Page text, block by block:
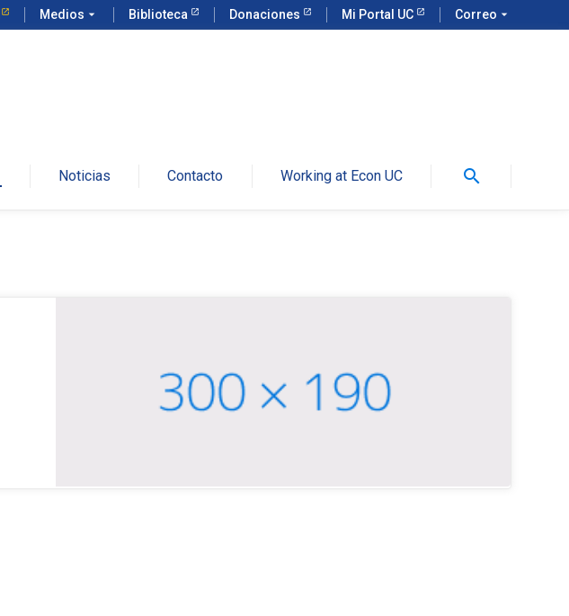
Medios arrow_drop_down Biblioteca Donaciones Mi Portal UC Correo arrow_drop_down
Noticias Contacto Working at Econ UC search